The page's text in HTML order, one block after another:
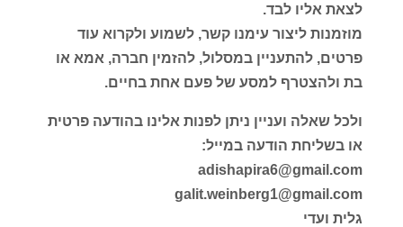
לצאת אליו לבד.
מוזמנות ליצור עימנו קשר, לשמוע ולקרוא עוד
פרטים, להתעניין במסלול, להזמין חברה, אמא או
בת ולהצטרף למסע של פעם אחת בחיים.
ולכל שאלה ועניין ניתן לפנות אלינו בהודעה פרטית
או בשליחת הודעה במייל:
adishapira6@gmail.com
galit.weinberg1@gmail.com
גלית ועדי